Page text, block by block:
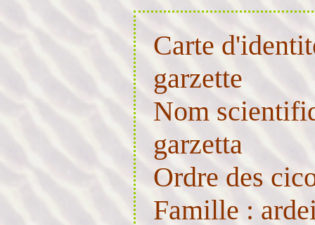
Carte
garzette
Nom
garzetta
Ordre des
Famille :